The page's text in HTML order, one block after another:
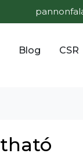
Blog CSR